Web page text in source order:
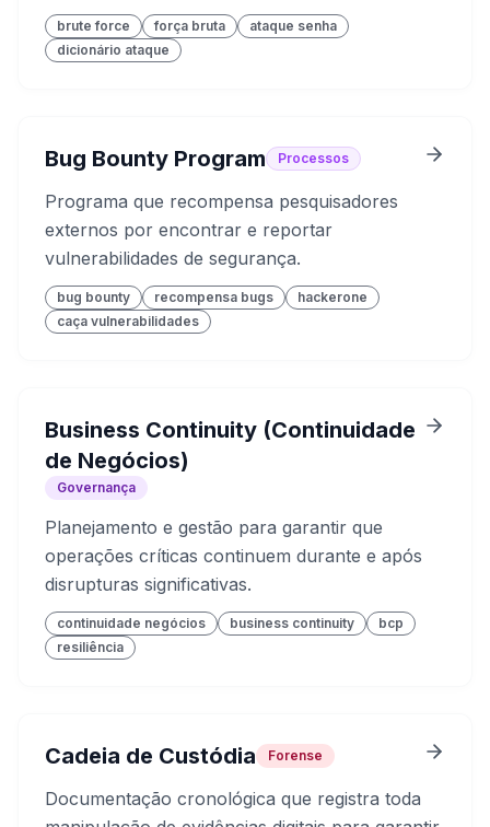
brute force força bruta
ataque senha
dicionário ataque
Bug Bounty Program Processos
Programa que recompensa pesquisadores
externos por encontrar e reportar
vulnerabilidades de segurança.
bug bounty recompensa bugs
hackerone
caça vulnerabilidades
Business Continuity (Continuidade
de Negócios)
Governança
Planejamento e gestão para garantir que
operações críticas continuem durante e após
disrupturas significativas.
continuidade negócios business continuity
bcp
resiliência
Cadeia de Custódia Forense
Documentação cronológica que registra toda